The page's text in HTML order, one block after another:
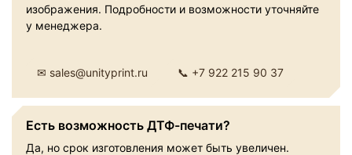
изображения. Подробности и возможности уточняйте
у менеджера.
✉ sales@unityprint.ru 📞 +7 922 215 90 37
Есть возможность ДТФ-печати?
Да, но срок изготовления может быть увеличен.